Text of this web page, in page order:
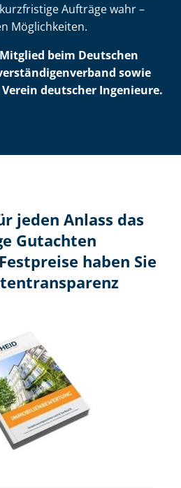
Aufträge wahr –
Möglichkeiten.
beim Deutschen
sowie
deutscher Ingenieure.
jeden Anlass das
Gutachten
haben Sie